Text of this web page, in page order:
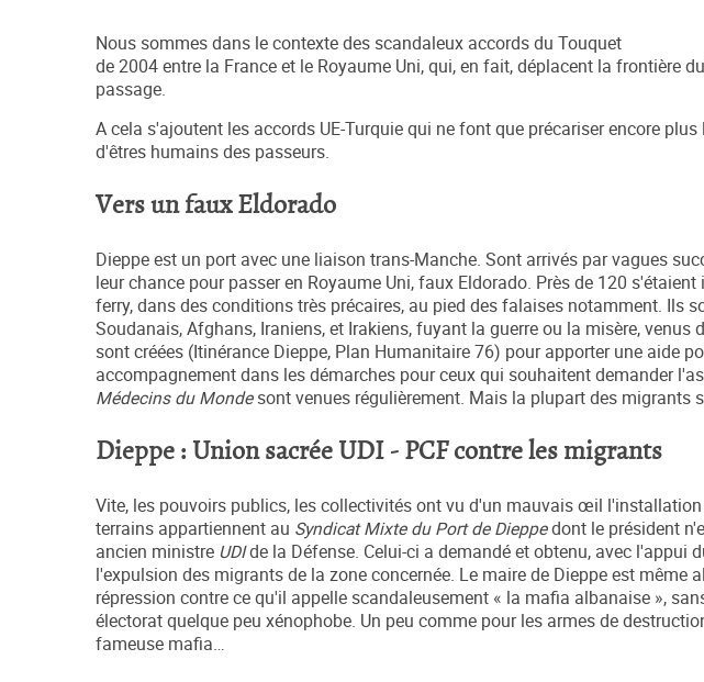
Nous sommes dans le contexte des scandaleux accords du Touquet
de 2004 entre la France et le Royaume Uni, qui, en fait, déplacent la frontière
passage.
A cela s'ajoutent les accords UE-Turquie qui ne font que précariser encore
d'êtres humains des passeurs.
Vers un faux Eldorado
Dieppe est un port avec une liaison trans-Manche. Sont arrivés par vagues
leur chance pour passer en Royaume Uni, faux Eldorado. Près de 120
ferry, dans des conditions très précaires, au pied des falaises notamment. Ils
Soudanais, Afghans, Iraniens, et Irakiens, fuyant la guerre ou la misère,
sont créées (Itinérance Dieppe, Plan Humanitaire 76) pour apporter une aide
accompagnement dans les démarches pour ceux qui souhaitent demander
Médecins du Mondesont venues régulièrement. Mais la plupart des migrants
Dieppe : Union sacrée UDI - PCF contre les migrants
Vite, les pouvoirs publics, les collectivités ont vu d'un mauvais œil
terrains appartiennent au Syndicat Mixte du Port de Dieppedont le président
ancien ministre UDIde la Défense. Celui-ci a demandé et obtenu, avec l'appui
l'expulsion des migrants de la zone concernée. Le maire de Dieppe est même
répression contre ce qu'il appelle scandaleusement « la mafia albanaise »,
électorat quelque peu xénophobe. Un peu comme pour les armes de
fameuse mafia…